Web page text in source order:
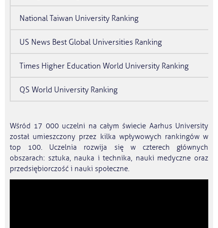
National Taiwan University Ranking
US News Best Global Universities Ranking
Times Higher Education World University Ranking
QS World University Ranking
Wśród 17 000 uczelni na całym świecie Aarhus University
został umieszczony przez kilka wpływowych rankingów w
top 100. Uczelnia rozwija się w czterech głównych
obszarach: sztuka, nauka i technika, nauki medyczne oraz
przedsiębiorczość i nauki społeczne.